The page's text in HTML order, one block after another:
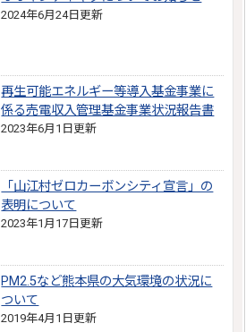
2024年6月24日更新
再生可能エネルギー等導入基金事業に
係る売電収入管理基金事業状況報告書
2023年6月1日更新
「山江村ゼロカーボンシティ宣言」の
表明について
2023年1月17日更新
PM2.5など熊本県の大気環境の状況に
ついて
2019年4月1日更新